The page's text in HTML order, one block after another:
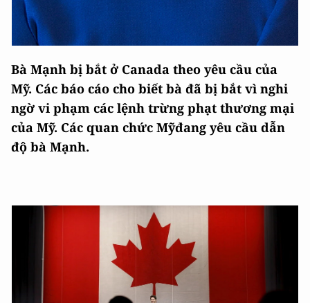
Bà Mạnh bị bắt ở Canada theo yêu cầu của
Mỹ. Các báo cáo cho biết bà đã bị bắt vì nghi
ngờ vi phạm các lệnh trừng phạt thương mại
của Mỹ. Các quan chức Mỹđang yêu cầu dẫn
độ bà Mạnh.